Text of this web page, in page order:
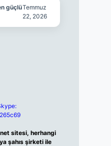
güçlüTemmuz
22, 2026
sitesi, herhangi
şahıs şirketi ile